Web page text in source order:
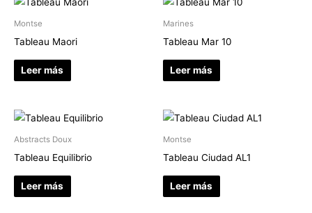
Montse
Tableau Maori
Leer más
Marines
Tableau Mar 10
Leer más
Abstracts Doux
Tableau Equilibrio
Leer más
Montse
Tableau Ciudad AL1
Leer más